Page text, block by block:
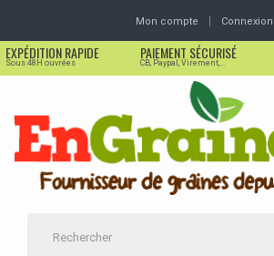
Mon compte Connexion
EXPÉDITION RAPIDE
Sous 48H ouvrées
PAIEMENT SÉCURISÉ
CB, Paypal, Virement,...